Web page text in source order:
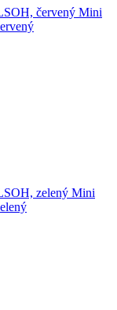
Mini
Mini